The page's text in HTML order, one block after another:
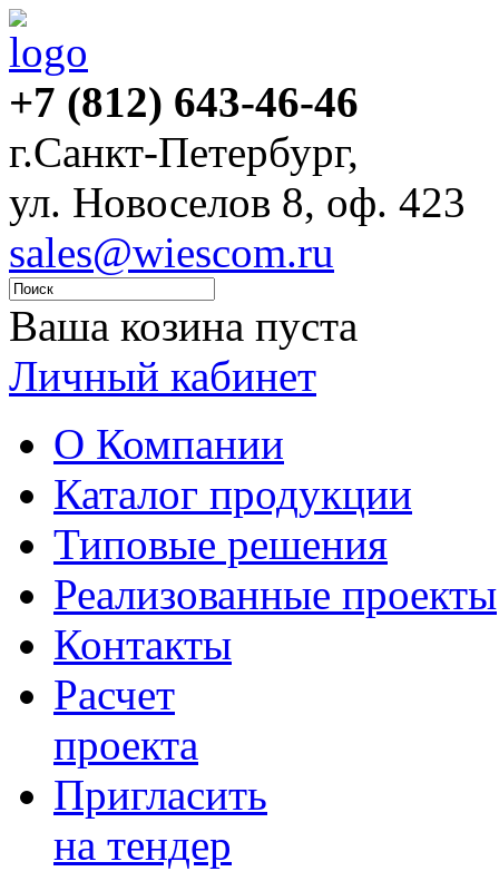
+7 (812) 643-46-46
г.Санкт-Петербург,
ул. Новоселов 8, оф. 423
sales@wiescom.ru
Ваша козина пуста
Личный кабинет
О Компании
Каталог продукции
Типовые решения
Реализованные проекты
Контакты
Расчет
проекта
Пригласить
на тендер